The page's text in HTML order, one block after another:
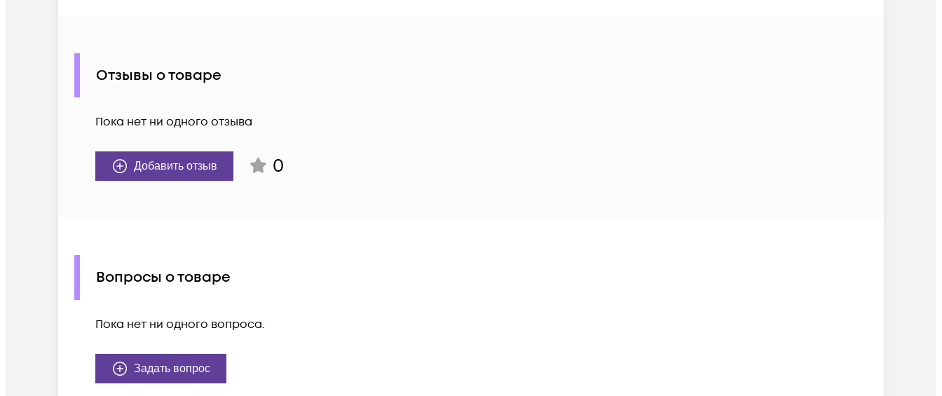
Отзывы о товаре
Пока нет ни одного отзыва
Добавить отзыв 0
Вопросы о товаре
Пока нет ни одного вопроса.
Задать вопрос